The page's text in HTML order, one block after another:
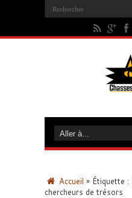
Accueil » Étiquette :
chercheurs de trésors